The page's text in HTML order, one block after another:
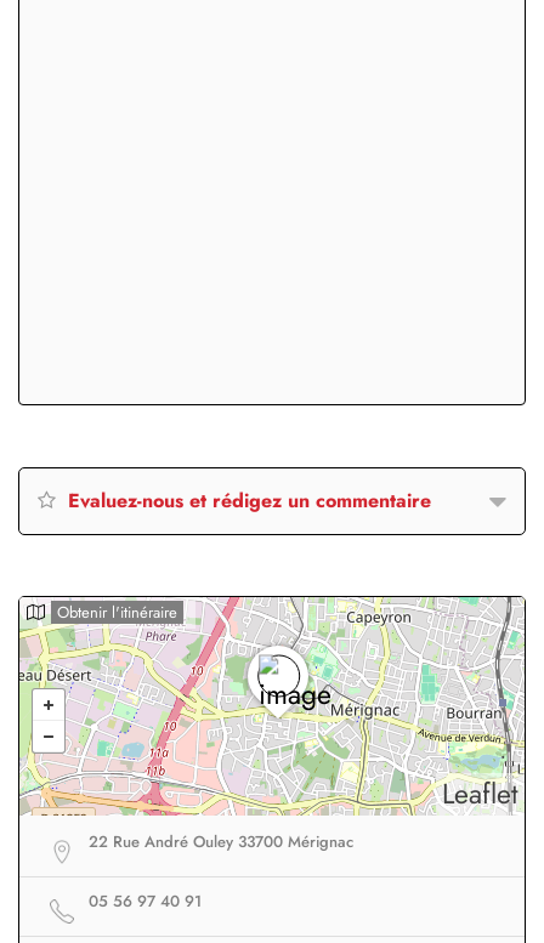
Evaluez-nous et rédigez un commentaire
Leaflet
Obtenir l'itinéraire
22 Rue André Ouley 33700 Mérignac
05 56 97 40 91